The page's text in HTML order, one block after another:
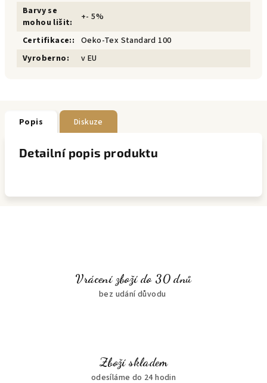
Barvy se
mohou lišit:
+- 5%
Certifikace:: Oeko-Tex Standard 100
Vyroberno: v EU
Vrácení zboží do 30 dnů
bez udání důvodu
Zboží skladem
odesíláme do 24 hodin
Popis Diskuze
Detailní popis produktu